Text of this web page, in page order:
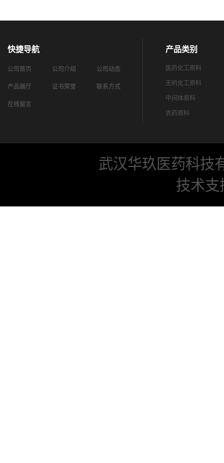
快捷导航
公司首页 公司介绍 公司动态
产品展厅 证书荣誉 联系方式
在线留言
产品类别
医药化工原料
无机化工原料
中间体原料
农药原料
武汉华玖医药科技
技术